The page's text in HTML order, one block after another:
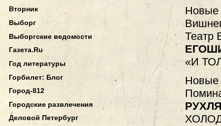
Новые
Театр
«И
Новые
Вторник
Выборг
Выборгские ведомости
Газета.Ru
Год литературы
Горбилет: Блог
Город-812
Городские развлечения
Деловой Петербург